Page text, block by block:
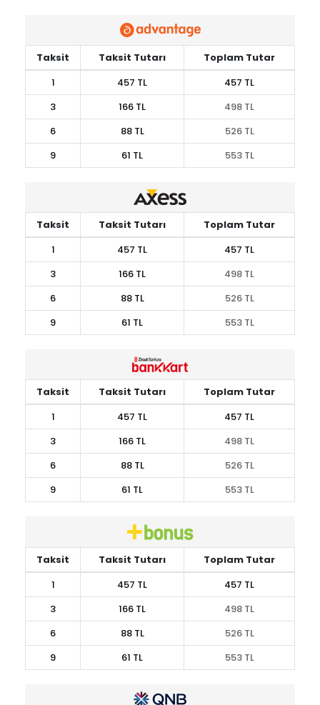
Taksit Taksit Tutarı
Toplam Tutar
1
457 TL
457 TL
3
166 TL
498 TL
6
88 TL
526 TL
9
61 TL 553 TL
Taksit Taksit Tutarı
Toplam Tutar
1
457 TL
457 TL
3
166 TL
498 TL
6
88 TL
526 TL
9
61 TL 553 TL
Taksit Taksit Tutarı
Toplam Tutar
1
457 TL
457 TL
3
166 TL
498 TL
6
88 TL
526 TL
9
61 TL 553 TL
Taksit Taksit Tutarı
Toplam Tutar
1
457 TL
457 TL
3
166 TL
498 TL
6
88 TL
526 TL
9
61 TL 553 TL